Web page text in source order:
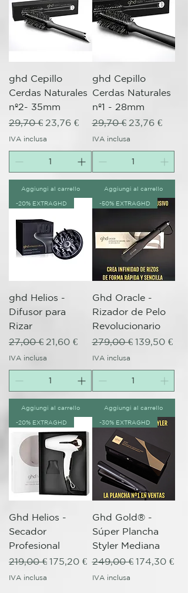
ghd Cepillo
Cerdas Naturales
nº2- 35mm
Prezzo regolare
29,70 € Prezzo scontato
23,76 €
IVA inclusa
Aggiungi al carrello
ghd Cepillo
Cerdas Naturales
nº1 - 28mm
Prezzo regolare
29,70 € Prezzo
23,76 €
IVA inclusa
Aggiungi al carrello
-20% EXTRAGHD
ghd Helios -
Difusor para
Rizar
Prezzo regolare
27,00 € Prezzo scontato
21,60 €
IVA inclusa
Aggiungi al carrello
-50% EXTRAGHD
Ghd Oracle -
Rizador de Pelo
Revolucionario
Prezzo regolare
279,00 € Prezzo
139,50 €
IVA inclusa
Aggiungi al carrello
-20% EXTRAGHD
Ghd Helios -
Secador
Profesional
Prezzo regolare
219,00 € Prezzo scontato
175,20 €
IVA inclusa
-30% EXTRAGHD
Ghd Gold® -
Súper Plancha
Styler Mediana
Prezzo regolare
249,00 € Prezzo
174,30 €
IVA inclusa